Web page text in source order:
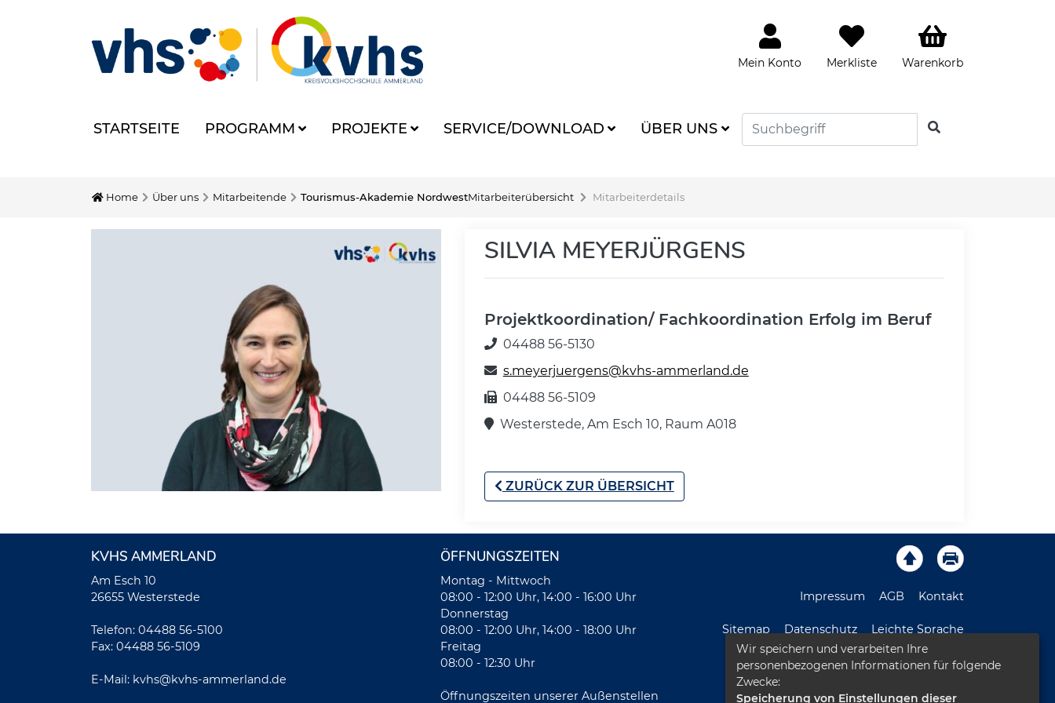
Mein Konto Merkliste Warenkorb
STARTSEITE PROGRAMM PROJEKTE SERVICE/DOWNLOAD ÜBER UNS SUCHEN
Home Über uns Mitarbeitende Tourismus-Akademie NordwestMitarbeiterübersicht Mitarbeiterdetails
SILVIA MEYERJÜRGENS
Projektkoordination/ Fachkoordination Erfolg im Beruf
04488 56-5130
s.meyerjuergens@kvhs-ammerland.de
04488 56-5109
Westerstede, Am Esch 10, Raum A018
ZURÜCK ZUR ÜBERSICHT
KVHS AMMERLAND
Am Esch 10
26655 Westerstede
Telefon: 04488 56-5100
Fax: 04488 56-5109
E-Mail: kvhs@kvhs-ammerland.de
ÖFFNUNGSZEITEN
Montag - Mittwoch
08:00 - 12:00 Uhr, 14:00 - 16:00 Uhr
Donnerstag
08:00 - 12:00 Uhr, 14:00 - 18:00 Uhr
Freitag
08:00 - 12:30 Uhr
Öffnungszeiten unserer Außenstellen
Impressum AGB Kontakt
Sitemap Datenschutz Leichte Sprache
Barrierefreiheitserklärung
Wir speichern und verarbeiten Ihre
personenbezogenen Informationen für folgende
Zwecke:
Speicherung von Einstellungen dieser